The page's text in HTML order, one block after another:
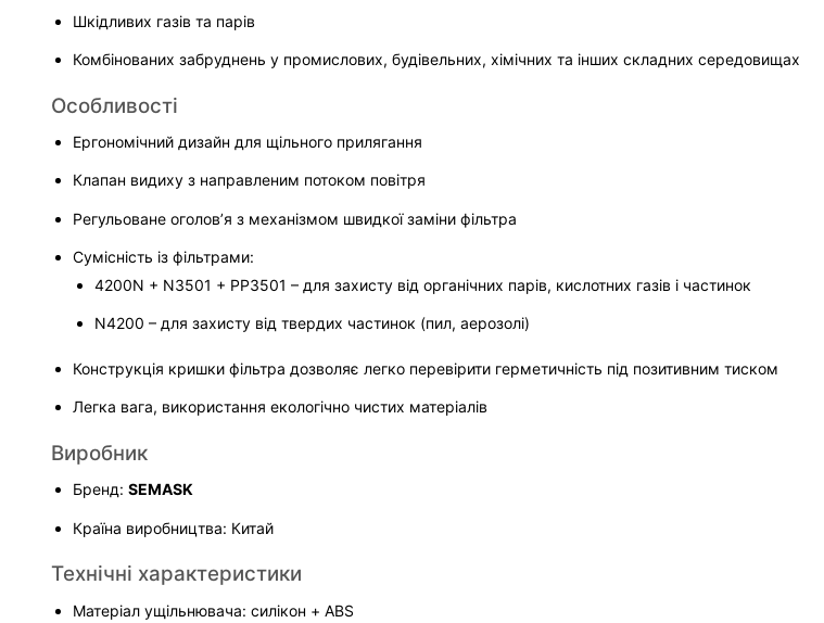
Шкідливих газів та парів
Комбінованих забруднень у промислових, будівельних, хімічних та інших складних середовищах
Особливості
Ергономічний дизайн для щільного прилягання
Клапан видиху з направленим потоком повітря
Регульоване оголов’я з механізмом швидкої заміни фільтра
Сумісність із фільтрами:
4200N + N3501 + PP3501 – для захисту від органічних парів, кислотних газів і частинок
N4200 – для захисту від твердих частинок (пил, аерозолі)
Конструкція кришки фільтра дозволяє легко перевірити герметичність під позитивним тиском
Легка вага, використання екологічно чистих матеріалів
Виробник
Бренд: SEMASK
Країна виробництва: Китай
Технічні характеристики
Матеріал ущільнювача: силікон + ABS